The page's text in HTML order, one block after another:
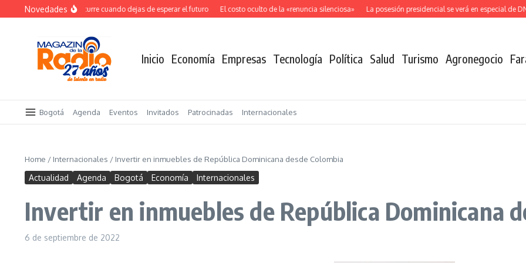
Saltar al contenido
Novedades
El verdadero salto ocurre cuando dejas de esperar el futuro El costo oculto de la «renuncia silenciosa» La posesión presidencial se verá en especial de
Inicio Economía Empresas Tecnología Política Salud Turismo Agronegocio
Bogotá Agenda Eventos Invitados Patrocinadas Internacionales
Home / Internacionales / Invertir en inmuebles de República Dominicana desde Colombia
Actualidad Agenda Bogotá Economía Internacionales
Invertir en inmuebles de República Dominicana
6 de septiembre de 2022